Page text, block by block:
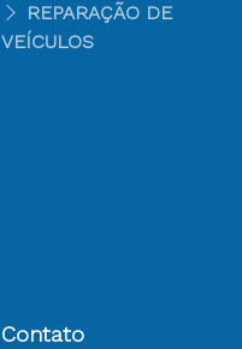
REPARAÇÃO DE
VEÍCULOS
Contato